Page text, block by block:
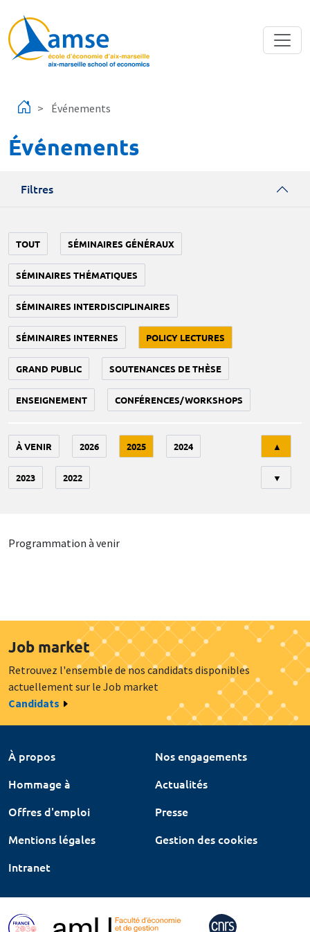
Événements
Événements
Filtres
TOUT SÉMINAIRES GÉNÉRAUX
SÉMINAIRES THÉMATIQUES
SÉMINAIRES INTERDISCIPLINAIRES
SÉMINAIRES INTERNES POLICY LECTURES
GRAND PUBLIC SOUTENANCES DE THÈSE
ENSEIGNEMENT CONFÉRENCES/WORKSHOPS
À VENIR 2026 2025 2024
2023 2022
▲
▼
Programmation à venir
Job market
Retrouvez l'ensemble de nos candidats disponibles
actuellement sur le Job market
Candidats
À propos
Nos engagements
Hommage à
Actualités
Offres d'emploi
Presse
Mentions légales
Gestion des cookies
Intranet